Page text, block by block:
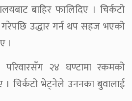
बाहिर फालिदिए । चिर्कटो
उद्धार गर्न थप सहज भएको
।
परिवारसँग २४ घण्टामा रकमको
। चिर्कटो भेट्नेले उननका बुवालाई